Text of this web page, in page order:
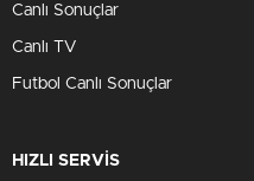
Canlı Sonuçlar
Canlı TV
Futbol Canlı Sonuçlar
HIZLI SERVİS